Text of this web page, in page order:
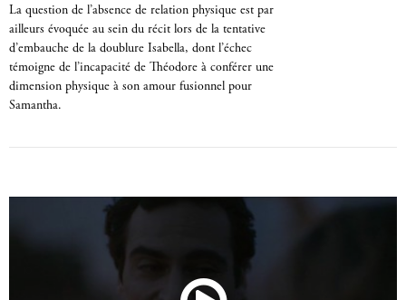
La question de l’absence de relation physique est par
ailleurs évoquée au sein du récit lors de la tentative
d’embauche de la doublure Isabella, dont l’échec
témoigne de l’incapacité de Théodore à conférer une
dimension physique à son amour fusionnel pour
Samantha.